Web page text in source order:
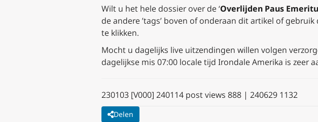
Wilt u het hele dossier over de ‘Overlijden Paus
de andere ’tags’ boven of onderaan dit artikel of
te klikken.
Mocht u dagelijks live uitzendingen willen volgen
dagelijkse mis 07:00 locale tijd Irondale Amerika is zeer
230103 [V000] 240114 post views 888 | 240629 1132
Delen